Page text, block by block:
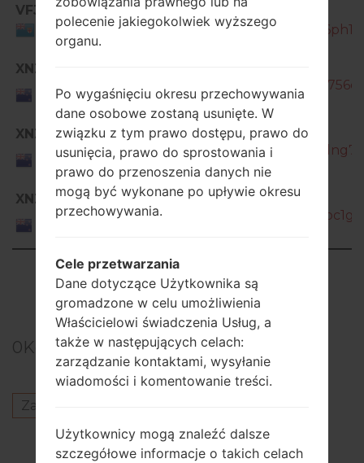
VFJ
Fiji
SM-
XNZ
New
Zealand
XNZ
New
Zealand
SM-
XNZ
New
SM-
Showing 1 to 50 of 65 entries
Previous 1 2 Next
0Komentarze
Zaloguj się
Inni modele z tej serii
polecenie jakiegokolwiek wyższego
organu.
Po wygaśnięciu okresu przechowywania
dane osobowe zostaną usunięte. W
związku z tym prawo dostępu, prawo do
usunięcia, prawo do sprostowania i
prawo do przenoszenia danych nie
mogą być wykonane po upływie okresu
przechowywania.
Cele przetwarzania
Dane dotyczące Użytkownika są
gromadzone w celu umożliwienia
Właścicielowi świadczenia Usług, a
także w następujących celach:
zarządzanie kontaktami, wysyłanie
wiadomości i komentowanie treści.
Użytkownicy mogą znaleźć dalsze
szczegółowe informacje o takich celach